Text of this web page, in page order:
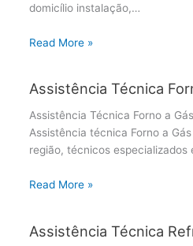
domicílio instalação,…
Read More »
Assistência Técnica
Assistência Técnica Forno a
Assistência técnica Forno a
região, técnicos especializados
Read More »
Assistência Técnica